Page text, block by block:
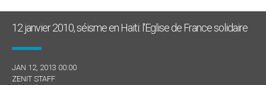
12 janvier 2010, séisme en Haïti: l'Eglise de France solidaire
JAN 12, 2013 00:00
ZENIT STAFF